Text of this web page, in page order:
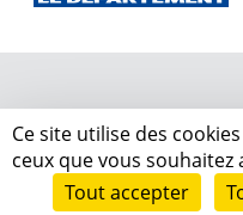
Ce site utilise des
ceux que vous souhaitez
Tout accepter